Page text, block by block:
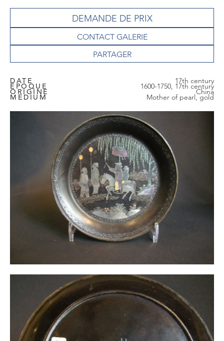
DEMANDE DE PRIX
CONTACT GALERIE
DATE 17th century
EPOQUE 1600-1750, 17th century
ORIGINE China
MEDIUM Mother of pearl, gold